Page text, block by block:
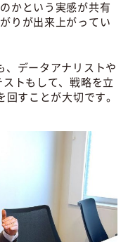
かという実感が共有
りが出来上がってい
、データアナリストや
トもして、戦略を立
回すことが大切です。